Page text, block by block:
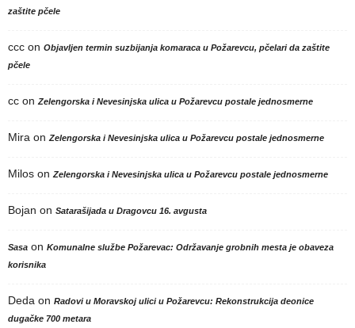
zaštite pčele
ccc on Objavljen termin suzbijanja komaraca u Požarevcu, pčelari da zaštite
pčele
cc on Zelengorska i Nevesinjska ulica u Požarevcu postale jednosmerne
Mira on Zelengorska i Nevesinjska ulica u Požarevcu postale jednosmerne
Milos on Zelengorska i Nevesinjska ulica u Požarevcu postale jednosmerne
Bojan on Satarašijada u Dragovcu 16. avgusta
Sasa on Komunalne službe Požarevac: Održavanje grobnih mesta je obaveza
korisnika
Deda on Radovi u Moravskoj ulici u Požarevcu: Rekonstrukcija deonice
dugačke 700 metara